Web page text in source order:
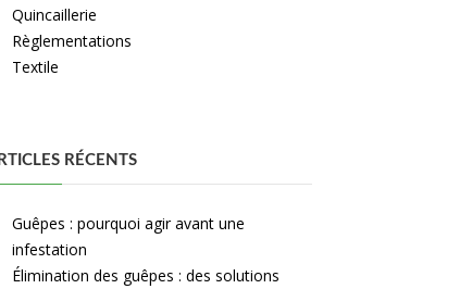
Quincaillerie
Règlementations
Textile
RÉCENTS
Guêpes : pourquoi agir avant une
infestation
Élimination des guêpes : des solutions